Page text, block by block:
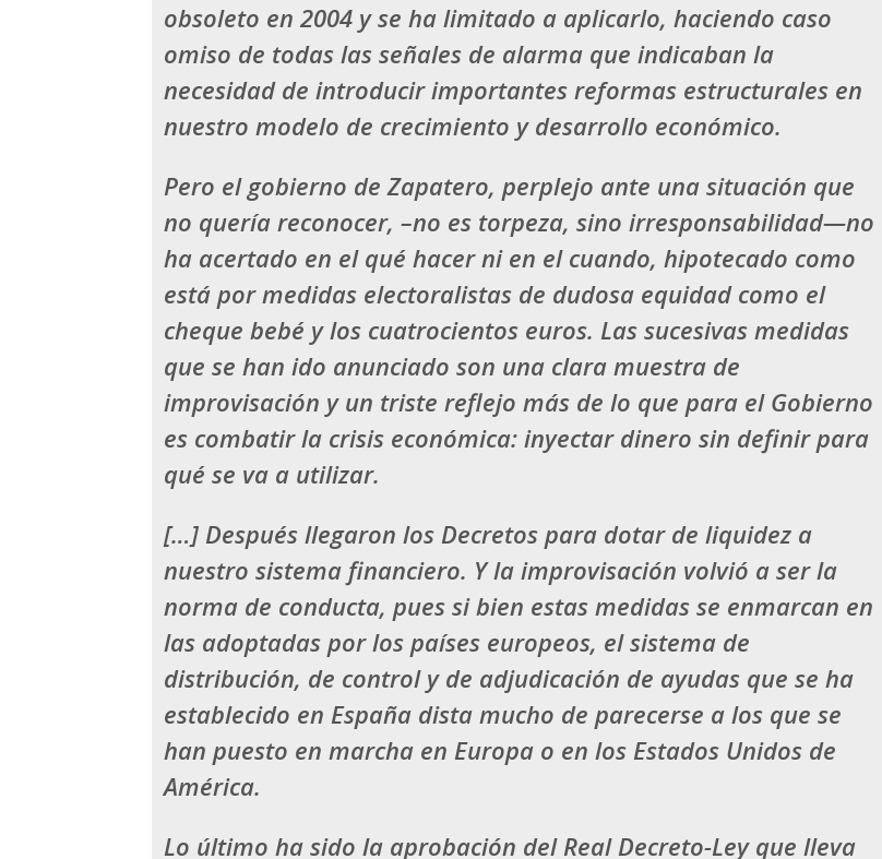
obsoleto en 2004 y se ha limitado a aplicarlo, haciendo caso
omiso de todas las señales de alarma que indicaban la
necesidad de introducir importantesreformas estructurales en
nuestro modelo de crecimiento y desarrollo económico.
Pero el gobierno de Zapatero, perplejo ante una situación que
no quería reconocer, –no es torpeza, sino irresponsabilidad—no
ha acertado en el qué hacer ni en el cuando, hipotecado como
está pormedidas electoralistas de dudosa equidad como el
cheque bebé y los cuatrocientos euros. Las sucesivas medidas
que se han ido anunciado son una clara muestra de
improvisación y un triste reflejo más de lo que para el Gobierno
es combatir la crisis económica: inyectar dinero sin definir para
qué se va a utilizar.
[…] Después llegaron los Decretos para dotar de liquidez a
nuestro sistema financiero. Y laimprovisación volvió a ser la
norma de conducta, pues si bien estas medidas se enmarcan en
las adoptadas por los países europeos, el sistema de
distribución, de control y de adjudicación de ayudas que se ha
establecido en España dista mucho de parecerse a los que se
han puesto en marcha en Europa o en los Estados Unidos de
América.
Lo último ha sido la aprobación del Real Decreto-Ley que lleva